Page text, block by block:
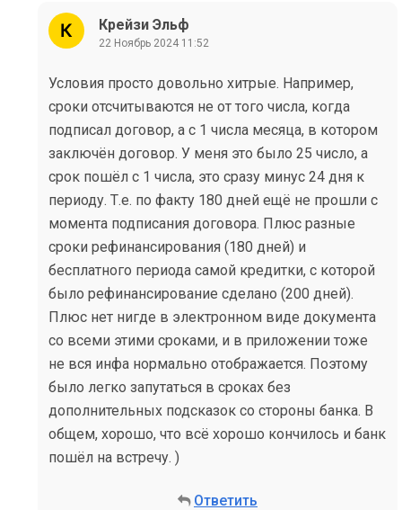
Крейзи Эльф
22 Ноябрь 2024 11:52
Условия просто довольно хитрые. Например,
сроки отсчитываются не от того числа, когда
подписал договор, а с 1 числа месяца, в котором
заключён договор. У меня это было 25 число, а
срок пошёл с 1 числа, это сразу минус 24 дня к
периоду. Т.е. по факту 180 дней ещё не прошли с
момента подписания договора. Плюс разные
сроки рефинансирования (180 дней) и
бесплатного периода самой кредитки, с которой
было рефинансирование сделано (200 дней).
Плюс нет нигде в электронном виде документа
со всеми этими сроками, и в приложении тоже
не вся инфа нормально отображается. Поэтому
было легко запутаться в сроках без
дополнительных подсказок со стороны банка. В
общем, хорошо, что всё хорошо кончилось и банк
пошёл на встречу. )
Ответить